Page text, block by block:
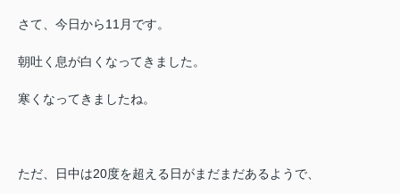
さて、今日から11月です。
朝吐く息が白くなってきました。
寒くなってきましたね。
ただ、日中は20度を超える日がまだまだあるようで、